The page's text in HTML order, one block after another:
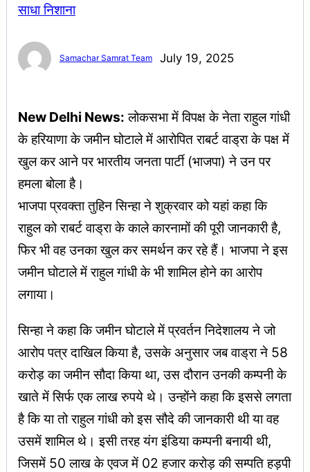
Samachar Samrat Team July 19, 2025
New Delhi News: लोकसभा में विपक्ष के नेता राहुल गांधी
के हरियाणा के जमीन घोटाले में आरोपित राबर्ट वाड्रा के पक्ष में
खुल कर आने पर भारतीय जनता पार्टी (भाजपा) ने उन पर
हमला बोला है।
भाजपा प्रवक्ता तुहिन सिन्हा ने शुक्रवार को यहां कहा कि
राहुल को राबर्ट वाड्रा के काले कारनामों की पूरी जानकारी है,
फिर भी वह उनका खुल कर समर्थन कर रहे हैं। भाजपा ने इस
जमीन घोटाले में राहुल गांधी के भी शामिल होने का आरोप
लगाया।
सिन्हा ने कहा कि जमीन घोटाले में प्रवर्तन निदेशालय ने जो
आरोप पत्र दाखिल किया है, उसके अनुसार जब वाड्रा ने 58
करोड़ का जमीन सौदा किया था, उस दौरान उनकी कम्पनी के
खाते में सिर्फ एक लाख रुपये थे। उन्होंने कहा कि इससे लगता
है कि या तो राहुल गांधी को इस सौदे की जानकारी थी या वह
उसमें शामिल थे। इसी तरह यंग इंडिया कम्पनी बनायी थी,
जिसमें 50 लाख के एवज में 02 हजार करोड़ की सम्पति हड़पी